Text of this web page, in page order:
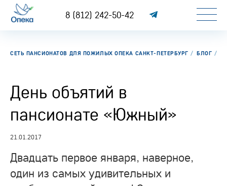
8 (812) 242-50-42
СЕТЬ ПАНСИОНАТОВ ДЛЯ ПОЖИЛЫХ ОПЕКА САНКТ-ПЕТЕРБУРГ БЛОГ
День объятий в
пансионате «Южный»
21.01.2017
Двадцать первое января, наверное,
один из самых удивительных и